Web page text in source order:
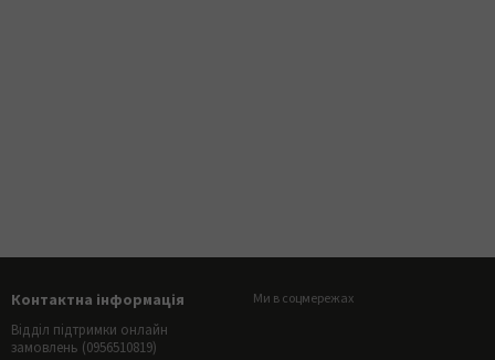
Контактна інформація
Відділ підтримки онлайн
замовлень (0956510819)
Ми в соцмережах